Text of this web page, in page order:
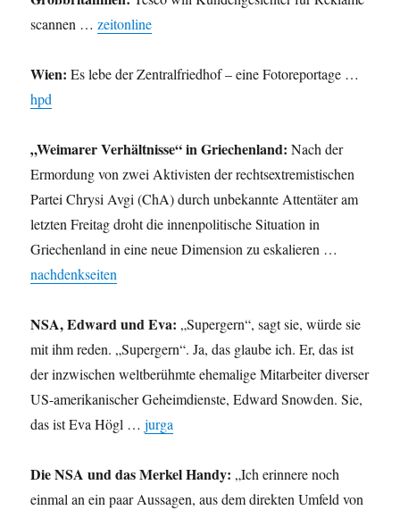
scannen …zeitonline
Wien: Es lebe der Zentralfriedhof – eine Fotoreportage …
hpd
„Weimarer Verhältnisse“ in Griechenland: Nach der
Ermordung von zwei Aktivisten der rechtsextremistischen
Partei Chrysi Avgi (ChA) durch unbekannte Attentäter am
letzten Freitag droht die innenpolitische Situation in
Griechenland in eine neue Dimension zu eskalieren …
nachdenkseiten
NSA, Edward und Eva: „Supergern“, sagt sie, würde sie
mit ihm reden. „Supergern“. Ja, das glaube ich. Er, das ist
der inzwischen weltberühmte ehemalige Mitarbeiter diverser
US-amerikanischer Geheimdienste, Edward Snowden. Sie,
das ist Eva Högl …jurga
Die NSA und das Merkel Handy: „Ich erinnere noch
einmal an ein paar Aussagen, aus dem direkten Umfeld von